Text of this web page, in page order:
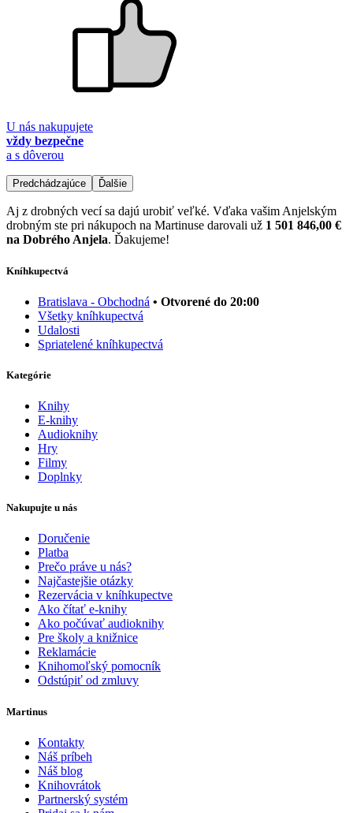
U nás nakupujete
vždy bezpečne
a s dôverou
Predchádzajúce Ďalšie
Aj z drobných vecí sa dajú urobiť veľké. Vďaka vašim Anjelským
drobným ste pri nákupoch na Martinuse darovali už 1 501 846,00 €
na Dobrého Anjela. Ďakujeme!
Kníhkupectvá
Bratislava - Obchodná • Otvorené do 20:00
Všetky kníhkupectvá
Udalosti
Spriatelené kníhkupectvá
Kategórie
Knihy
E-knihy
Audioknihy
Hry
Filmy
Doplnky
Nakupujte u nás
Doručenie
Platba
Prečo práve u nás?
Najčastejšie otázky
Rezervácia v kníhkupectve
Ako čítať e-knihy
Ako počúvať audioknihy
Pre školy a knižnice
Reklamácie
Knihomoľský pomocník
Odstúpiť od zmluvy
Martinus
Kontakty
Náš príbeh
Náš blog
Knihovrátok
Partnerský systém